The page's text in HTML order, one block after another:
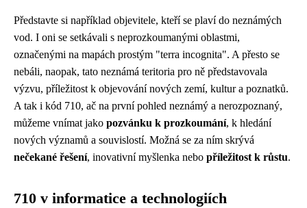
Představte si například objevitele, kteří se plaví do neznámých
vod. I oni se setkávali s neprozkoumanými oblastmi,
označenými na mapách prostým "terra incognita". A přesto se
nebáli, naopak, tato neznámá teritoria pro ně představovala
výzvu, příležitost k objevování nových zemí, kultur a poznatků.
A tak i kód 710, ač na první pohled neznámý a nerozpoznaný,
můžeme vnímat jako pozvánku k prozkoumání, k hledání
nových významů a souvislostí. Možná se za ním skrývá
nečekané řešení, inovativní myšlenka nebo příležitost k růstu.
710 v informatice a technologiích